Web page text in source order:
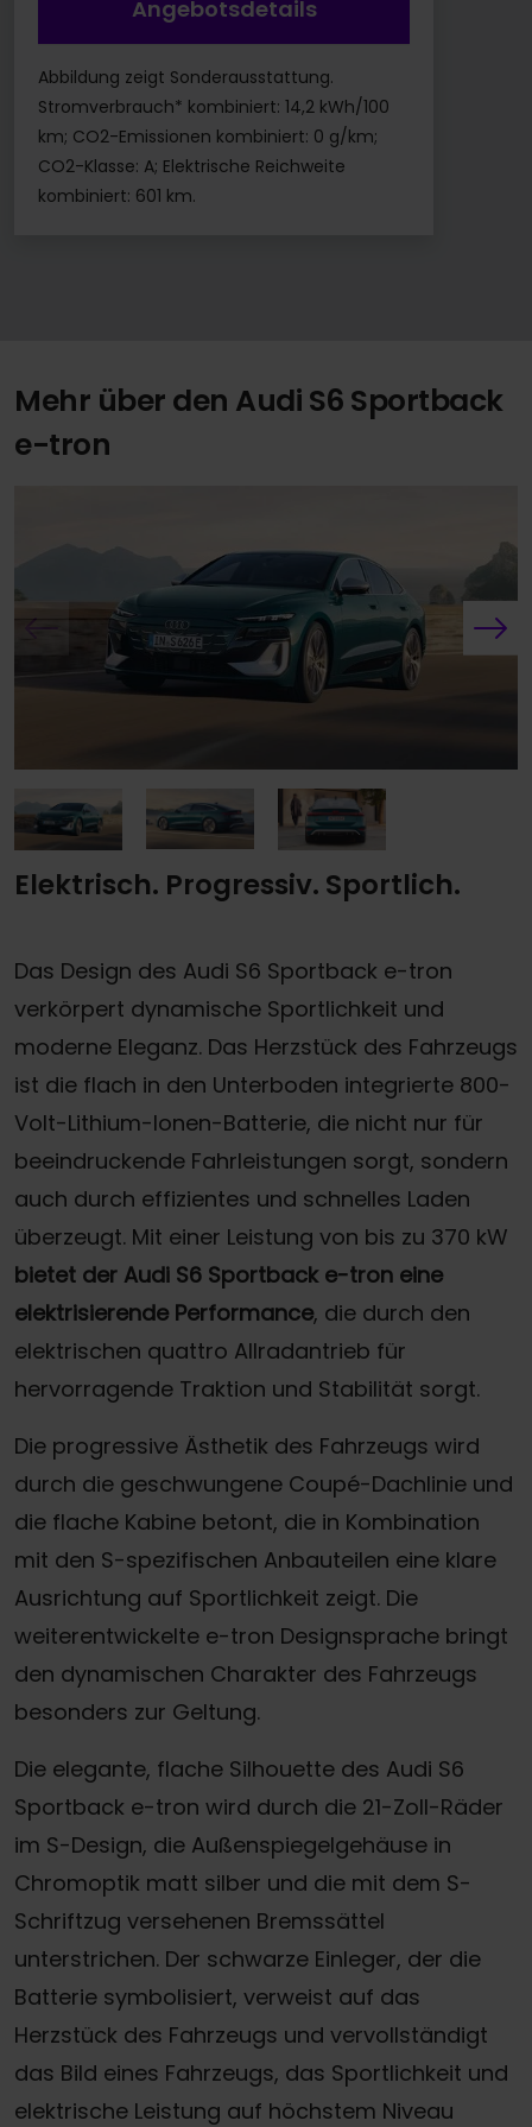
Angebotsdetails
Abbildung zeigt Sonderausstattung.
Stromverbrauch* kombiniert: 14,2 kWh/100
km; CO2-Emissionen kombiniert: 0 g/km;
CO2-Klasse: A; Elektrische Reichweite
kombiniert: 601 km.
Mehr über den Audi S6 Sportback
e-tron
Elektrisch. Progressiv. Sportlich.
Das Design des Audi S6 Sportback e-tron
verkörpert dynamische Sportlichkeit und
moderne Eleganz. Das Herzstück des Fahrzeugs
ist die flach in den Unterboden integrierte 800-
Volt-Lithium-Ionen-Batterie, die nicht nur für
beeindruckende Fahrleistungen sorgt, sondern
auch durch effizientes und schnelles Laden
überzeugt. Mit einer Leistung von bis zu 370 kW
bietet der Audi S6 Sportback e-tron eine
elektrisierende Performance, die durch den
elektrischen quattro Allradantrieb für
hervorragende Traktion und Stabilität sorgt.
Die progressive Ästhetik des Fahrzeugs wird
durch die geschwungene Coupé-Dachlinie und
die flache Kabine betont, die in Kombination
mit den S-spezifischen Anbauteilen eine klare
Ausrichtung auf Sportlichkeit zeigt. Die
weiterentwickelte e-tron Designsprache bringt
den dynamischen Charakter des Fahrzeugs
besonders zur Geltung.
Die elegante, flache Silhouette des Audi S6
Sportback e-tron wird durch die 21-Zoll-Räder
im S-Design, die Außenspiegelgehäuse in
Chromoptik matt silber und die mit dem S-
Schriftzug versehenen Bremssättel
unterstrichen. Der schwarze Einleger, der die
Batterie symbolisiert, verweist auf das
Herzstück des Fahrzeugs und vervollständigt
das Bild eines Fahrzeugs, das Sportlichkeit und
elektrische Leistung auf höchstem Niveau